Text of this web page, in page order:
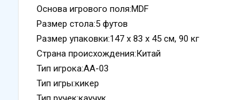
Основа игрового поля:MDF
Размер стола:5 футов
Размер упаковки:147 х 83 х 45 см, 90 кг
Страна происхождения:Китай
Тип игрока:AA-03
Тип игры:кикер